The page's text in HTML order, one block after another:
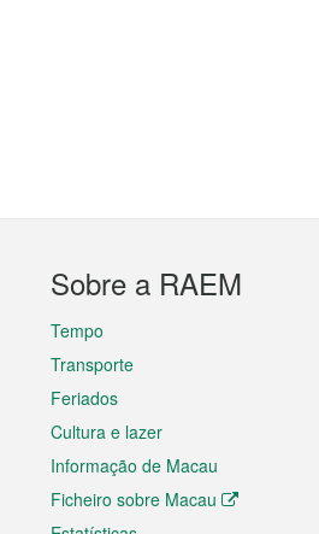
Sobre a RAEM
Tempo
Transporte
Feriados
Cultura e lazer
Informação de Macau
Ficheiro sobre Macau